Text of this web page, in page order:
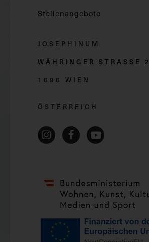
Stellenangebote
JOSEPHINUM
WÄHRINGER STRASSE 2
1090 WIEN
ÖSTERREICH